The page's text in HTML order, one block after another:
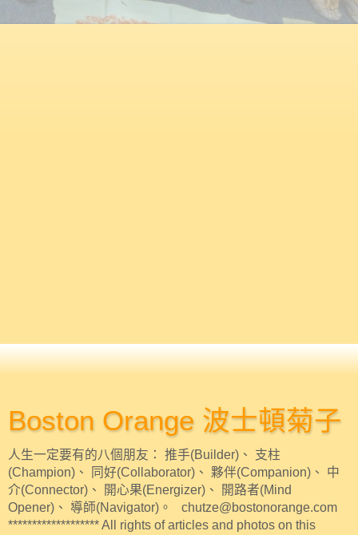
Boston Orange 波士頓菊子
人生一定要有的八個朋友： 推手(Builder)、 支柱
(Champion)、 同好(Collaborator)、 夥伴(Companion)、 中
介(Connector)、 開心果(Energizer)、 開路者(Mind
Opener)、 導師(Navigator)。 chutze@bostonorange.com
******************* All rights of articles and photos on this